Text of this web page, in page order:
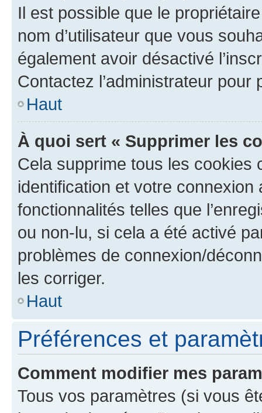
Il est possible que le
nom d’utilisateur que vous
également avoir désactivé
Contactez l’administrateur
Haut
À quoi sert « Supprimer les
Cela supprime tous les cookies
identification et votre
fonctionnalités telles que
ou non-lu, si cela a été activé
problèmes de connexion/
les corriger.
Haut
Préférences et
Comment modifier mes
Tous vos paramètres (si vous